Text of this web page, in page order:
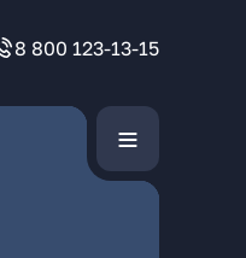
8 800 123-13-15